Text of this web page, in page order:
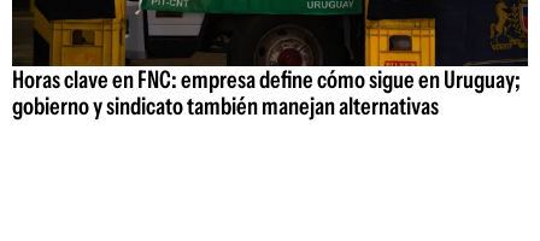
Horas clave en FNC: empresa define cómo sigue en Uruguay;
gobierno y sindicato también manejan alternativas